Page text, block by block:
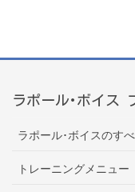
ラポール･ボイス
ラポール･ボイスのす
トレーニングメニュー